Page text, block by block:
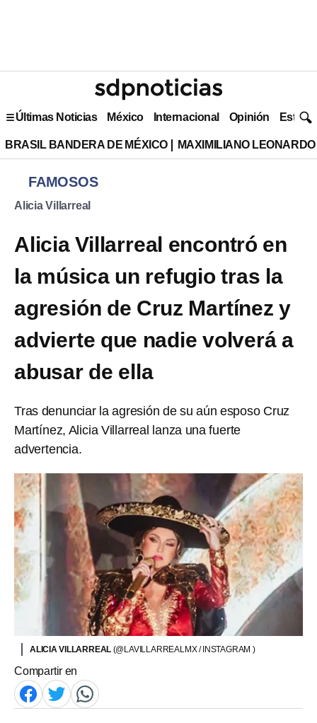
Últimas Noticias México Internacional Opinión Estilo
BRASIL BANDERA DE MÉXICO MAXIMILIANO
FAMOSOS
Alicia Villarreal
Alicia Villarreal encontró en
la música un refugio tras la
agresión de Cruz Martínez y
advierte que nadie volverá a
abusar de ella
Tras denunciar la agresión de su aún esposo Cruz
Martínez, Alicia Villarreal lanza una fuerte
advertencia.
ALICIA VILLARREAL (@LAVILLARREALMX / INSTAGRAM )
Compartir en